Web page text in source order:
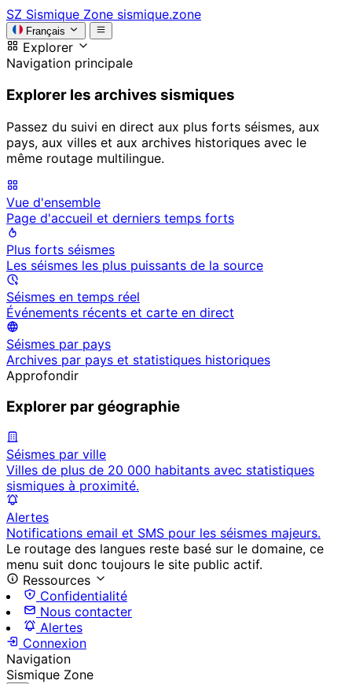
SZ Sismique Zone sismique.zone
Français
Explorer
Navigation principale
Explorer les archives sismiques
Passez du suivi en direct aux plus forts séismes, aux
pays, aux villes et aux archives historiques avec le
même routage multilingue.
Vue d'ensemble
Page d'accueil et derniers temps forts
Plus forts séismes
Les séismes les plus puissants de la source
Séismes en temps réel
Événements récents et carte en direct
Séismes par pays
Archives par pays et statistiques historiques
Approfondir
Explorer par géographie
Séismes par ville
Villes de plus de 20 000 habitants avec statistiques
sismiques à proximité.
Alertes
Notifications email et SMS pour les séismes majeurs.
Le routage des langues reste basé sur le domaine, ce
menu suit donc toujours le site public actif.
Ressources
Confidentialité
Nous contacter
Alertes
Connexion
Navigation
Sismique Zone